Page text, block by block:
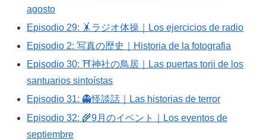
agosto
Episodio 29: 🤸ラジオ体操｜Los ejercicios de radio
Episodio 2: 写真の歴史｜Historia de la fotografia
Episodio 30: ⛩神社の鳥居｜Las puertas torii de los
santuarios sintoístas
Episodio 31: 👻怪談話｜Las historias de terror
Episodio 32: 🌾9月のイベント｜Los eventos de
septiembre